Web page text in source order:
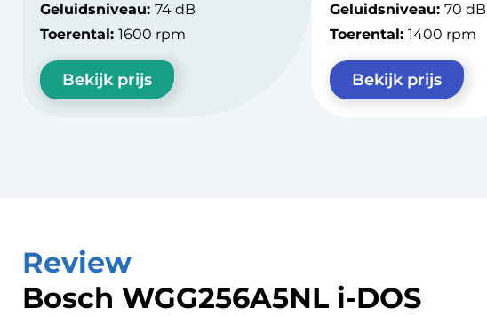
Geluidsniveau: 74 dB
Toerental: 1600 rpm
Bekijk prijs
Geluidsniveau: 70 dB
Toerental: 1400 rpm
Bekijk prijs
Review
Bosch WGG256A5NL i-DOS